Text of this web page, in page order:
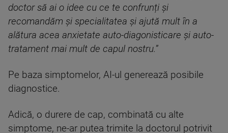
doctor să ai o idee cu ce te confrunți și
recomandăm și specialitatea și ajută mult în a
alătura acea anxietate auto-diagonisticare și auto-
tratament mai mult de capul nostru.”
Pe baza simptomelor, AI-ul generează posibile
diagnostice.
Adică, o durere de cap, combinată cu alte
simptome, ne-ar putea trimite la doctorul potrivit